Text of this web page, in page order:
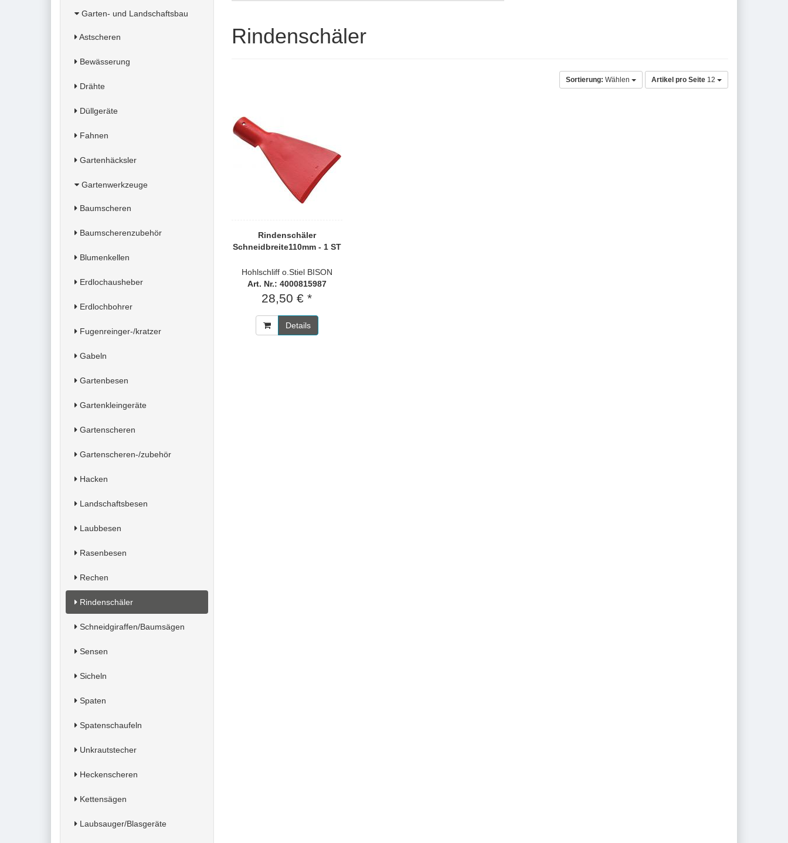
Garten- und Landschaftsbau
Astscheren
Bewässerung
Drähte
Düllgeräte
Fahnen
Gartenhäcksler
Gartenwerkzeuge
Baumscheren
Baumscherenzubehör
Blumenkellen
Erdlochausheber
Erdlochbohrer
Fugenreinger-/kratzer
Gabeln
Gartenbesen
Gartenkleingeräte
Gartenscheren
Gartenscheren-/zubehör
Hacken
Landschaftsbesen
Laubbesen
Rasenbesen
Rechen
Rindenschäler
Schneidgiraffen/Baumsägen
Sensen
Sicheln
Spaten
Spatenschaufeln
Unkrautstecher
Heckenscheren
Kettensägen
Laubsauger/Blasgeräte
Rindenschäler
Sortierung: Wählen Artikel pro Seite 12
Rindenschäler
Schneidbreite110mm - 1 ST
Hohlschliff o.Stiel BISON
Art. Nr.: 4000815987
28,50 € *
Details